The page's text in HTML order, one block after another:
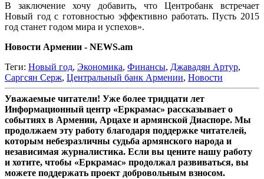
В заключение хочу добавить, что Центробанк встречает
Новый год с готовностью эффективно работать. Пусть 2015
год станет годом мира и успехов».
Новости Армении - NEWS.am
Теги: Новый год, Экономика, Финансы, Джавадян Артур,
Саргсян Серж, Центральный банк Армении, Новости
Уважаемые читатели! Уже более тридцати лет
Информационный центр «Еркрамас» рассказывает о
событиях в Армении, Арцахе и армянской Диаспоре. Мы
продолжаем эту работу благодаря поддержке читателей,
которым небезразличны судьба армянского народа и
независимая журналистика. Если вы цените нашу работу
и хотите, чтобы «Еркрамас» продолжал развиваться, вы
можете поддержать проект добровольным взносом.